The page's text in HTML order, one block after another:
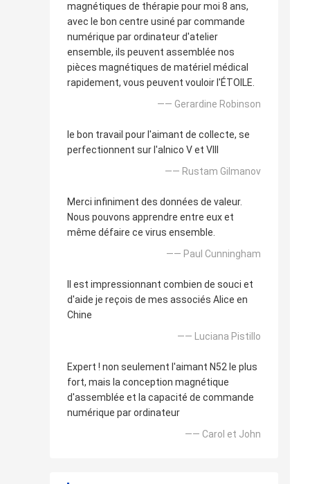
magnétiques de thérapie pour moi 8 ans,
avec le bon centre usiné par commande
numérique par ordinateur d'atelier
ensemble, ils peuvent assemblée nos
pièces magnétiques de matériel médical
rapidement, vous peuvent vouloir l'ÉTOILE.
—— Gerardine Robinson
le bon travail pour l'aimant de collecte, se
perfectionnent sur l'alnico V et VIII
—— Rustam Gilmanov
Merci infiniment des données de valeur.
Nous pouvons apprendre entre eux et
même défaire ce virus ensemble.
—— Paul Cunningham
Il est impressionnant combien de souci et
d'aide je reçois de mes associés Alice en
Chine
—— Luciana Pistillo
Expert ! non seulement l'aimant N52 le plus
fort, mais la conception magnétique
d'assemblée et la capacité de commande
numérique par ordinateur
—— Carol et John